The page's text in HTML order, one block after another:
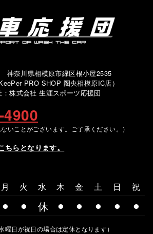
神奈川県相模原市緑区根小屋2535
PRO SHOP 圏央相模原IC店）
：株式会社 生涯スポーツ応援団
いことがございます。ご了承ください。）
らとなります。
月 火 水 木 金 土 日 祝
⚫︎ ⚫︎ 休 ⚫︎ ⚫︎ ⚫︎ ⚫︎ ⚫︎
曜日が祝日の場合は定休となります）